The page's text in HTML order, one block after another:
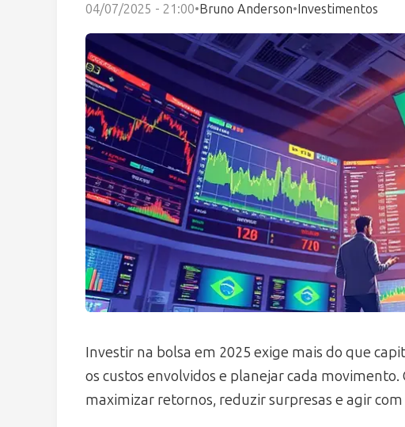
04/07/2025 - 21:00•Bruno Anderson•Investimentos
Investir na bolsa em 2025 exige mais do que
os custos envolvidos e planejar cada
maximizar retornos, reduzir surpresas e agir com